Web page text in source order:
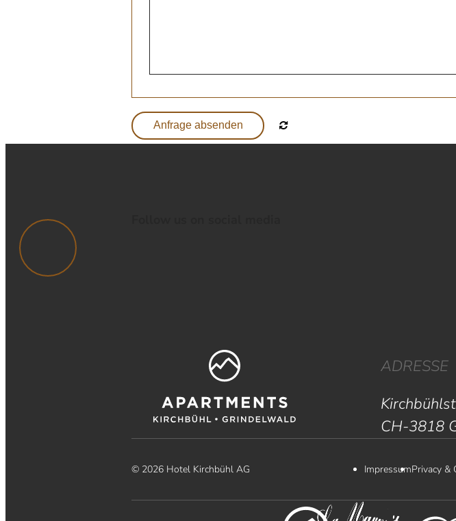
Anfrage absenden
ADRESSE
CH-3818
© 2026 Hotel Kirchbühl AG ImpressumPrivacy &